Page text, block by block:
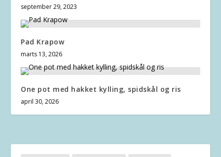
september 29, 2023
Pad Krapow
marts 13, 2026
One pot med hakket kylling, spidskål og ris
april 30, 2026